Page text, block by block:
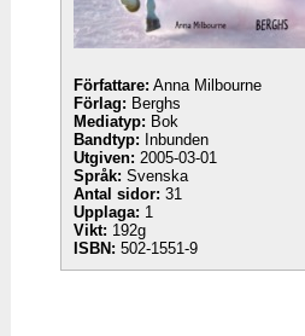
Författare: Anna Milbourne
Förlag: Berghs
Mediatyp: Bok
Bandtyp: Inbunden
Utgiven: 2005-03-01
Språk: Svenska
Antal sidor: 31
Upplaga: 1
Vikt: 192g
ISBN: 502-1551-9